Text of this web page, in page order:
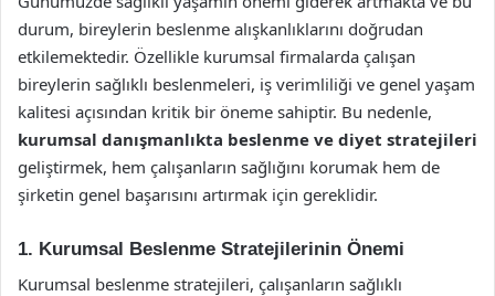
durum, bireylerin beslenme alışkanlıklarını doğrudan
etkilemektedir. Özellikle kurumsal firmalarda çalışan
bireylerin sağlıklı beslenmeleri, iş verimliliği ve genel yaşam
kalitesi açısından kritik bir öneme sahiptir. Bu nedenle,
kurumsal danışmanlıkta beslenme ve diyet stratejileri
geliştirmek, hem çalışanların sağlığını korumak hem de
şirketin genel başarısını artırmak için gereklidir.
1. Kurumsal Beslenme Stratejilerinin Önemi
Kurumsal beslenme stratejileri, çalışanların sağlıklı